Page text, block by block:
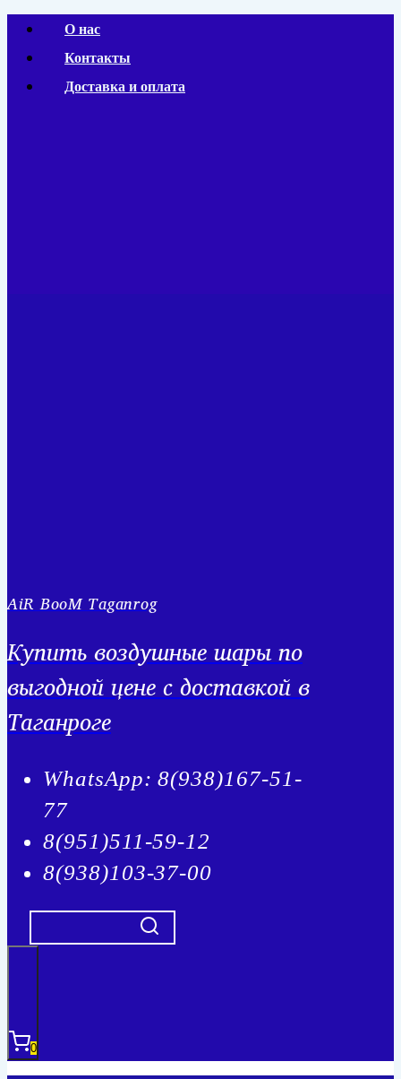
Перейти
содержимому
О нас
Контакты
Доставка и оплата
AiR BooM Taganrog
Купить воздушные шары по
выгодной цене с доставкой в
Таганроге
WhatsApp: 8(938)167-51-
77
8(951)511-59-12
8(938)103-37-00
0